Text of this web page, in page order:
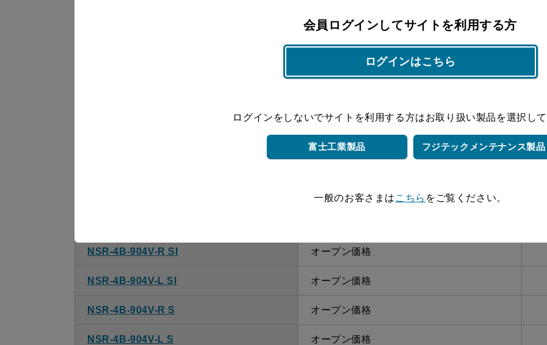
オープン価格
オープン価格
オープン価格
オープン価格
オープン価格
NSR-4B-904V-R SI オープン価格
NSR-4B-904V-L SI オープン価格
NSR-4B-904V-R S オープン価格
NSR-4B-904V-L S オープン価格
会員ログインしてサイトを利用する方
ログインはこちら
ログインをしないでサイトを利用する方はお取り扱い製品を選択し
富士工業製品 フジテック メンテナンス製品
一般のお客さまは こちら をご覧ください。